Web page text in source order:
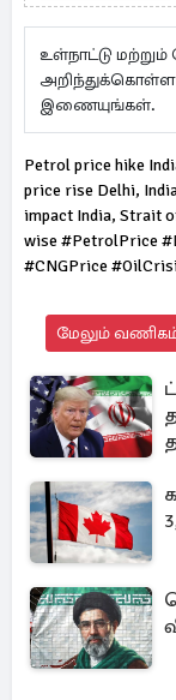
உள்நாட்டு
அறிந்துக்கொள்ள
இணையுங்கள்.
Petrol price hike
price rise Delhi,
impact India, Strait
wise #PetrolPrice
#CNGPrice
மேலும்